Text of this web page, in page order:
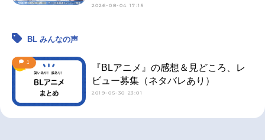
2026-08-04 17:15
BL みんなの声
1
『BLアニメ』の感想＆見どころ、レ
ビュー募集（ネタバレあり）
2019-05-30 23:01